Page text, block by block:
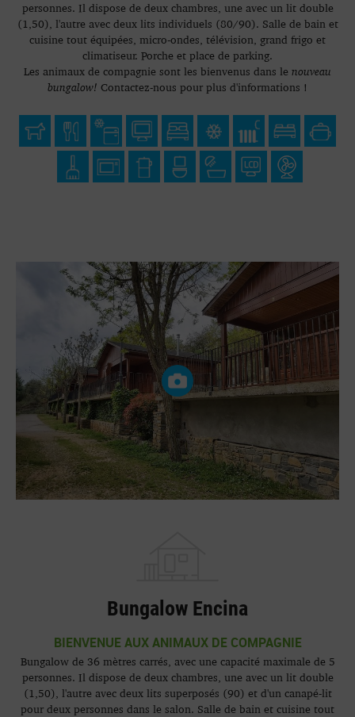
personnes. Il dispose de deux chambres, une avec un lit double
(1,50), l'autre avec deux lits individuels (80/90). Salle de bain et
cuisine tout équipées, micro-ondes, télévision, grand frigo et
climatiseur. Porche et place de parking.
Les animaux de compagnie sont les bienvenus dans le nouveau
bungalow! Contactez-nous pour plus d'informations !
Bungalow Encina
BIENVENUE AUX ANIMAUX DE COMPAGNIE
Bungalow de 36 mètres carrés, avec une capacité maximale de 5
personnes. Il dispose de deux chambres, une avec un lit double
(1,50), l'autre avec deux lits superposés (90) et d'un canapé-lit
pour deux personnes dans le salon. Salle de bain et cuisine tout